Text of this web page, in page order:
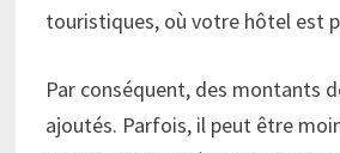
touristiques, où votre hôtel est
Par conséquent, des montants
ajoutés. Parfois, il peut être